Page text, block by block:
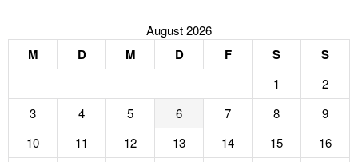
August 2026
M D M D F S S
1
2
3
4 5 6 7 8
9
10
11 12 13 14 15
16